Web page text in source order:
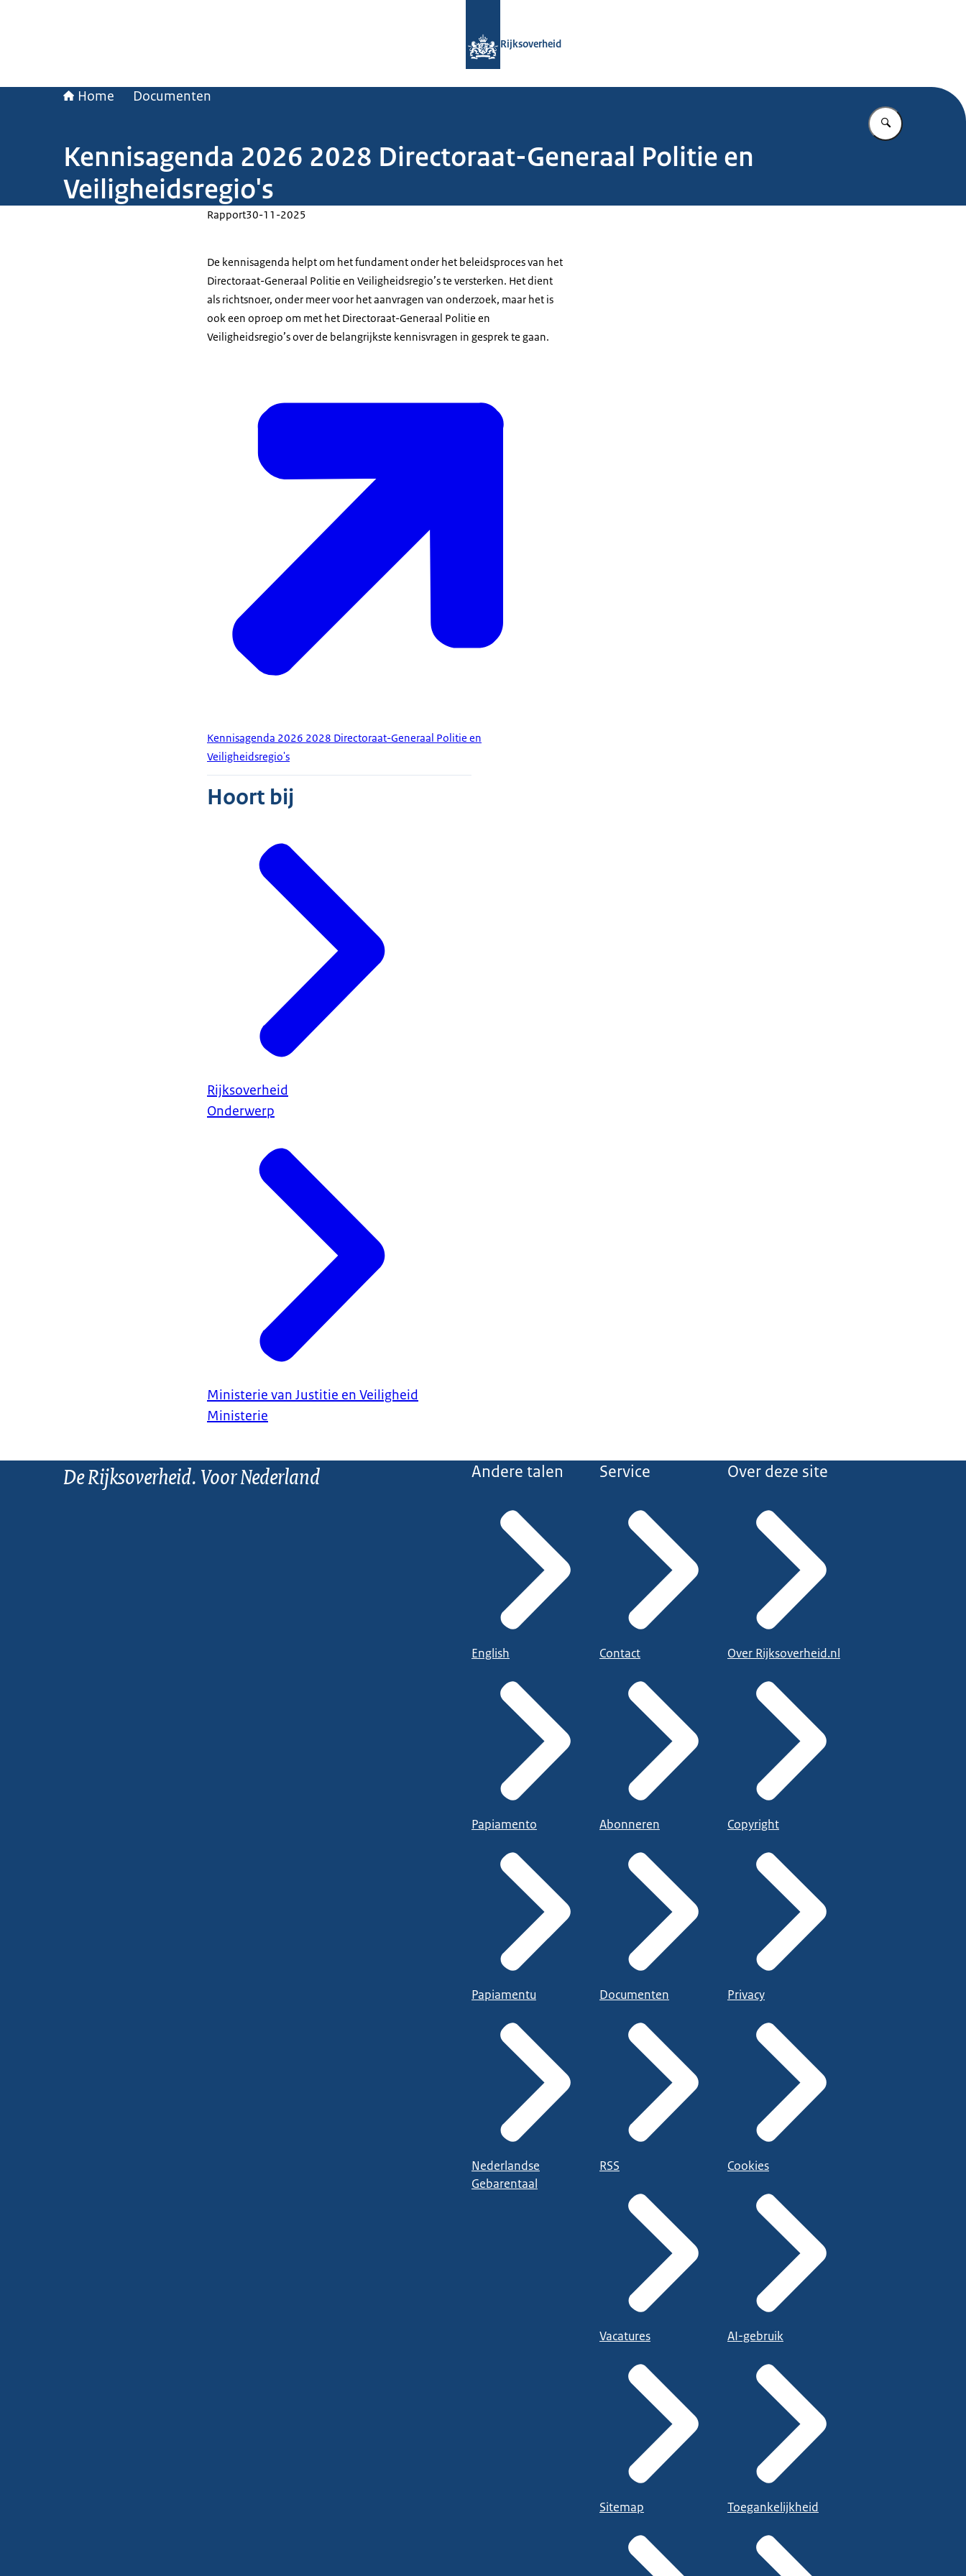
Rijksoverheid
Home Documenten
Vul in wat u
Kennisagenda 2026 2028 Directoraat-Generaal Politie en
Veiligheidsregio's
Rapport30-11-2025
De kennisagenda helpt om het fundament onder het beleidsproces van het
Directoraat-Generaal Politie en Veiligheidsregio’s te versterken. Het dient
als richtsnoer, onder meer voor het aanvragen van onderzoek, maar het is
ook een oproep om met het Directoraat-Generaal Politie en
Veiligheidsregio’s over de belangrijkste kennisvragen in gesprek te gaan.
Kennisagenda 2026 2028 Directoraat-Generaal Politie en
Veiligheidsregio's
Hoort bij
Rijksoverheid
Onderwerp
Ministerie van Justitie en Veiligheid
Ministerie
De Rijksoverheid. Voor Nederland Andere talen
English
Papiamento
Papiamentu
Nederlandse
Gebarentaal
Service
Contact
Abonneren
Documenten
RSS
Vacatures
Sitemap
Over deze site
Over Rijksoverheid.nl
Copyright
Privacy
Cookies
AI-gebruik
Toegankelijkheid